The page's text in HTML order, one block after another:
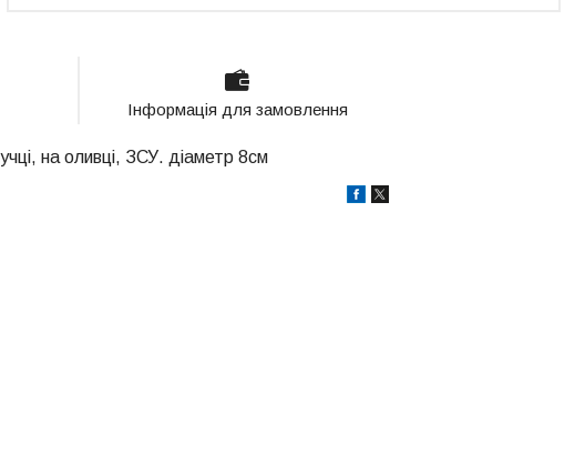
Інформація для замовлення
на оливці, ЗСУ. діаметр 8см